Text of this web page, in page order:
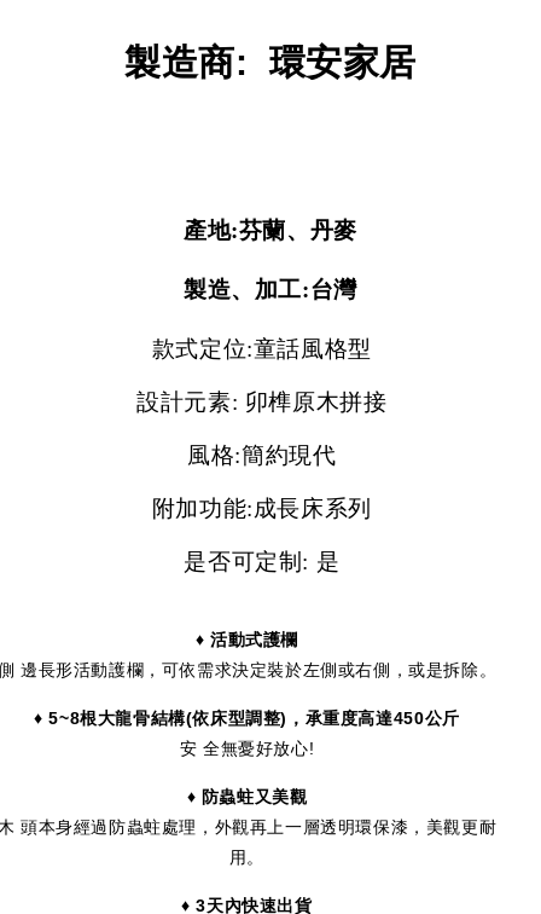
製造商:環安家居
產地:芬蘭、丹麥
製造、加工:台灣
款式定位:童話風格型
設計元素: 卯榫原木拼接
風格:簡約現代
附加功能:成長床系列
是否可定制: 是
♦ 活動式護欄
邊長形活動護欄，可依需求決定裝於左側或右側，或是拆除。
♦ 5~8根大龍骨結構(依床型調整)，承重度高達450公斤
安 全無憂好放心!
♦ 防蟲蛀又美觀
頭本身經過防蟲蛀處理，外觀再上一層透明環保漆，美觀更耐
用。
♦ 3天內快速出貨